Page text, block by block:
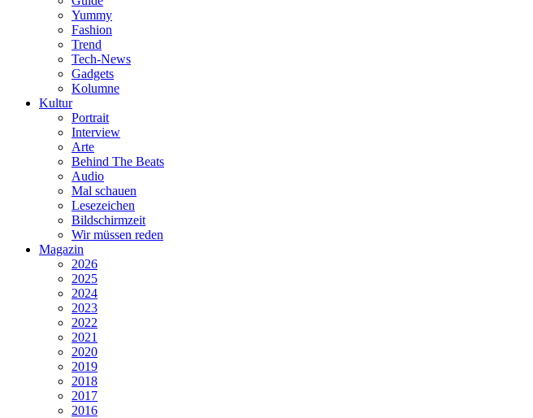
Yummy
Fashion
Trend
Tech-News
Gadgets
Kolumne
Kultur
Portrait
Interview
Arte
Behind The Beats
Audio
Mal schauen
Lesezeichen
Bildschirmzeit
Wir müssen reden
Magazin
2026
2025
2024
2023
2022
2021
2020
2019
2018
2017
2016